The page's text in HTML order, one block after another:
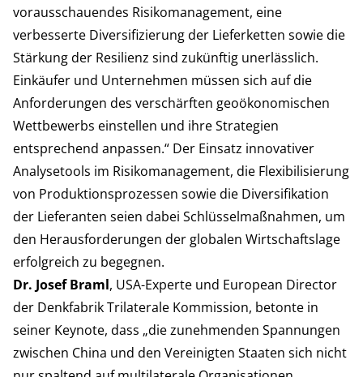
vorausschauendes Risikomanagement, eine
verbesserte Diversifizierung der Lieferketten sowie die
Stärkung der Resilienz sind zukünftig unerlässlich.
Einkäufer und Unternehmen müssen sich auf die
Anforderungen des verschärften geoökonomischen
Wettbewerbs einstellen und ihre Strategien
entsprechend anpassen.“ Der Einsatz innovativer
Analysetools im Risikomanagement, die Flexibilisierung
von Produktionsprozessen sowie die Diversifikation
der Lieferanten seien dabei Schlüsselmaßnahmen, um
den Herausforderungen der globalen Wirtschaftslage
erfolgreich zu begegnen.
Dr. Josef Braml, USA-Experte und European Director
der Denkfabrik Trilaterale Kommission, betonte in
seiner Keynote, dass „die zunehmenden Spannungen
zwischen China und den Vereinigten Staaten sich nicht